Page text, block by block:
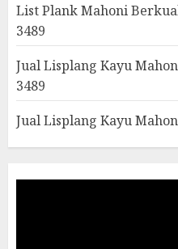
List Plank Mahoni
3489
Jual Lisplang Kayu
3489
Jual Lisplang Kayu